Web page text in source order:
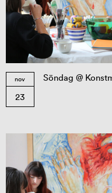
nov
23
Söndag @